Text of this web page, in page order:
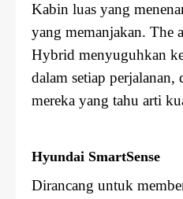
Kabin luas yang
yang memanjakan. The
Hybrid menyuguhkan
dalam setiap perjalanan,
mereka yang tahu arti
Hyundai SmartSense
Dirancang untuk